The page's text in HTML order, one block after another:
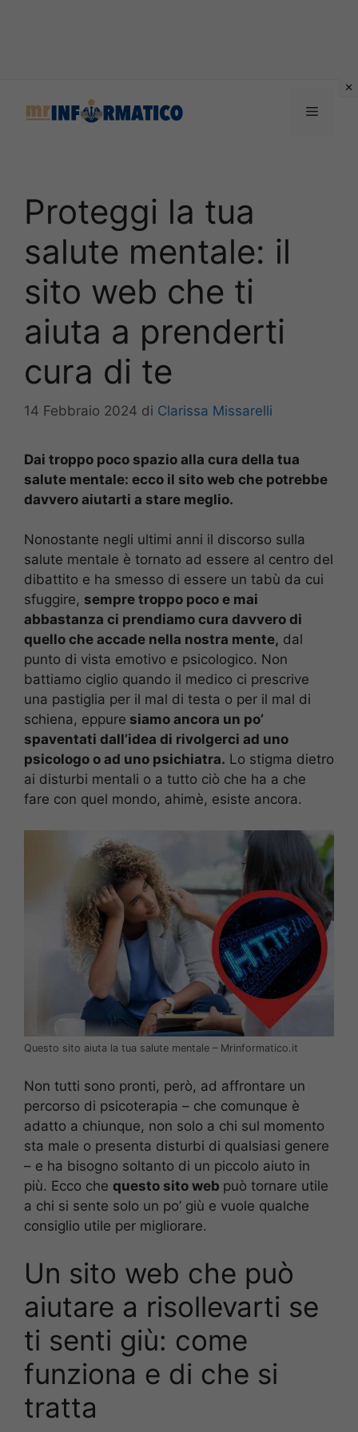
Menu
Proteggi la tua
salute mentale: il
sito web che ti
aiuta a prenderti
cura di te
14 Febbraio 2024 di Clarissa Missarelli
Dai troppo poco spazio alla cura della tua
salute mentale: ecco il sito web che potrebbe
davvero aiutarti a stare meglio.
Nonostante negli ultimi anni il discorso sulla
salute mentale è tornato ad essere al centro del
dibattito e ha smesso di essere un tabù da cui
sfuggire, sempre troppo poco e mai
abbastanza ci prendiamo cura davvero di
quello che accade nella nostra mente, dal
punto di vista emotivo e psicologico. Non
battiamo ciglio quando il medico ci prescrive
una pastiglia per il mal di testa o per il mal di
schiena, eppure siamo ancora un po’
spaventati dall’idea di rivolgerci ad uno
psicologo o ad uno psichiatra. Lo stigma dietro
ai disturbi mentali o a tutto ciò che ha a che
fare con quel mondo, ahimè, esiste ancora.
Questo sito aiuta la tua salute mentale – Mrinformatico.it
Non tutti sono pronti, però, ad affrontare un
percorso di psicoterapia – che comunque è
adatto a chiunque, non solo a chi sul momento
sta male o presenta disturbi di qualsiasi genere
– e ha bisogno soltanto di un piccolo aiuto in
più. Ecco che questo sito web può tornare utile
a chi si sente solo un po’ giù e vuole qualche
consiglio utile per migliorare.
Un sito web che può
aiutare a risollevarti se
ti senti giù: come
funziona e di che si
tratta